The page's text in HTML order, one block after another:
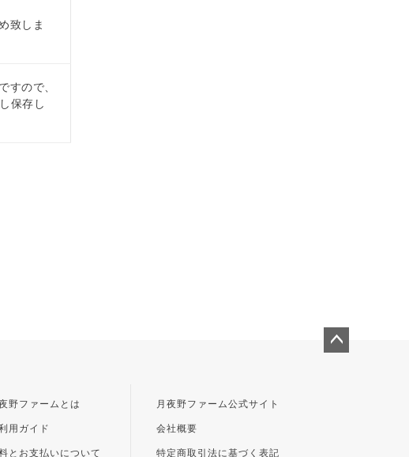
致しま
ので、
保存し
野ファームとは
用ガイド
とお支払いについて
月夜野ファーム公式サイト
会社概要
特定商取引法に基づく表記